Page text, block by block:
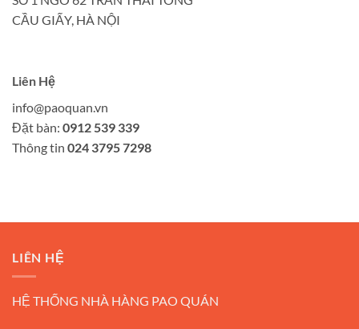
CẦU GIẤY, HÀ NỘI
Liên Hệ
info@paoquan.vn
Đặt bàn: 0912 539 339
Thông tin 024 3795 7298
LIÊN HỆ
HỆ THỐNG NHÀ HÀNG PAO QUÁN